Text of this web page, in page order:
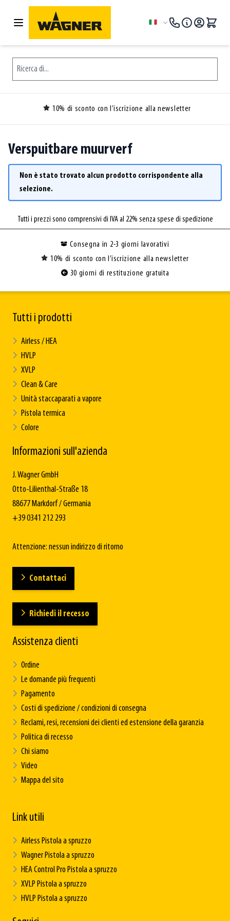
Salta al contenuto
Lingua
Ricerca di...
10% di sconto con l’iscrizione alla newsletter
Verspuitbare muurverf
Non è stato trovato alcun prodotto corrispondente alla
selezione.
Tutti i prezzi sono comprensivi di IVA al 22% senza spese di spedizione
Consegna in 2-3 giorni lavorativi
10% di sconto con l’iscrizione alla newsletter
30 giorni di restituzione gratuita
Tutti i prodotti
Airless / HEA
HVLP
XVLP
Clean & Care
Unità staccaparati a vapore
Pistola termica
Colore
Informazioni sull'azienda
J. Wagner GmbH
Otto-Lilienthal-Straße 18
88677 Markdorf / Germania
+39 0341 212 293
Attenzione: nessun indirizzo di ritorno
Contattaci
Richiedi il recesso
Assistenza clienti
Ordine
Le domande più frequenti
Pagamento
Costi di spedizione / condizioni di consegna
Reclami, resi, recensioni dei clienti ed estensione della garanzia
Politica di recesso
Chi siamo
Video
Mappa del sito
Link utili
Airless Pistola a spruzzo
Wagner Pistola a spruzzo
HEA Control Pro Pistola a spruzzo
XVLP Pistola a spruzzo
HVLP Pistola a spruzzo